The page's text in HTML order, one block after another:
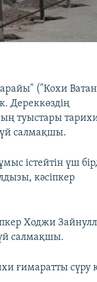
("Кохи
Дереккөздің
туыстары
салмақшы.
істейтін үш
кәсіпкер
Ходжи
салмақшы.
ғимаратты сүру